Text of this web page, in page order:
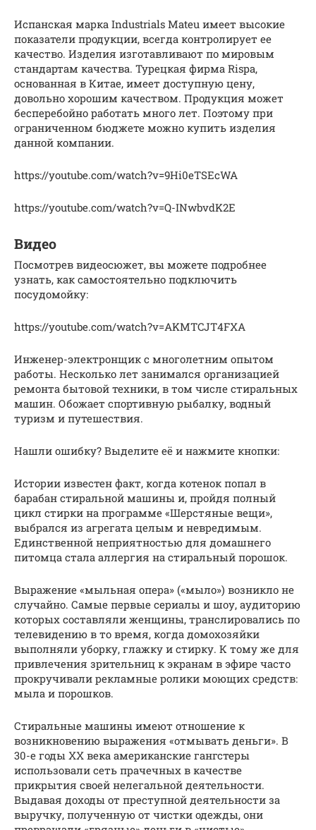
Испанская марка Industrials Mateu имеет высокие
показатели продукции, всегда контролирует ее
качество. Изделия изготавливают по мировым
стандартам качества. Турецкая фирма Rispa,
основанная в Китае, имеет доступную цену,
довольно хорошим качеством. Продукция может
бесперебойно работать много лет. Поэтому при
ограниченном бюджете можно купить изделия
данной компании.
https://youtube.com/watch?v=9Hi0eTSEcWA
https://youtube.com/watch?v=Q-INwbvdK2E
Видео
Посмотрев видеосюжет, вы можете подробнее
узнать, как самостоятельно подключить
посудомойку:
https://youtube.com/watch?v=AKMTCJT4FXA
Инженер-электронщик с многолетним опытом
работы. Несколько лет занимался организацией
ремонта бытовой техники, в том числе стиральных
машин. Обожает спортивную рыбалку, водный
туризм и путешествия.
Нашли ошибку? Выделите её и нажмите кнопки:
Истории известен факт, когда котенок попал в
барабан стиральной машины и, пройдя полный
цикл стирки на программе «Шерстяные вещи»,
выбрался из агрегата целым и невредимым.
Единственной неприятностью для домашнего
питомца стала аллергия на стиральный порошок.
Выражение «мыльная опера» («мыло») возникло не
случайно. Самые первые сериалы и шоу, аудиторию
которых составляли женщины, транслировались по
телевидению в то время, когда домохозяйки
выполняли уборку, глажку и стирку. К тому же для
привлечения зрительниц к экранам в эфире часто
прокручивали рекламные ролики моющих средств:
мыла и порошков.
Стиральные машины имеют отношение к
возникновению выражения «отмывать деньги». В
30-е годы XX века американские гангстеры
использовали сеть прачечных в качестве
прикрытия своей нелегальной деятельности.
Выдавая доходы от преступной деятельности за
выручку, полученную от чистки одежды, они